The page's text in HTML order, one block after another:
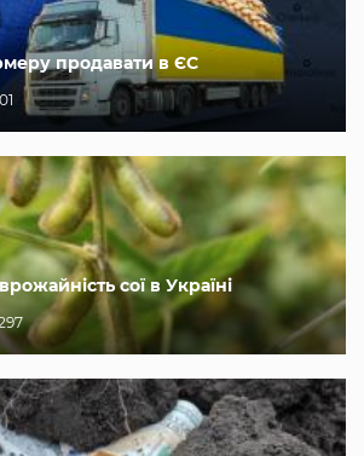
продавати в ЄС
сої в Україні